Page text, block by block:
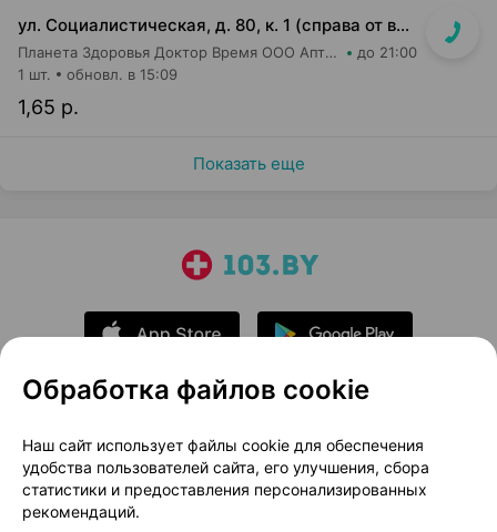
ул. Социалистическая, д. 80, к. 1 (справа от входа в м-н «Евроопт»)
Планета Здоровья Доктор Время ООО Аптека №41 до 21:00
1,65 р.
1 шт. обновл. в 15:09
Показать еще
О проекте
Новости проекта
Размещение рекламы
Медицинский маркетинг
Публичный договор
Доставка
Обработка файлов cookie
Наш сайт использует файлы cookie для обеспечения
удобства пользователей сайта, его улучшения, сбора
статистики и предоставления персонализированных
рекомендаций.